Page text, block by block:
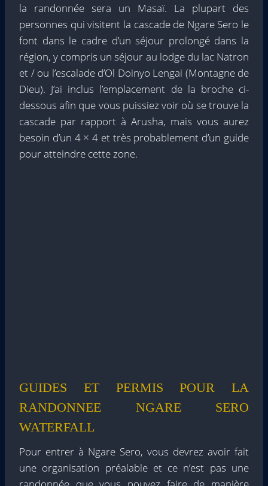
la randonnée sera un Masaï. La plupart des
personnes qui visitent la cascade de Ngare Sero le
font dans le cadre d’un séjour prolongé dans la
région, y compris un séjour au lodge du lac Natron
et / ou l’escalade d’Ol Doinyo Lengai (Montagne de
Dieu). J’ai inclus l’emplacement de la broche ci-
dessous afin que vous puissiez voir où se trouve la
cascade par rapport à Arusha, mais vous aurez
besoin d’un 4 × 4 et très probablement d’un guide
pour atteindre cette zone.
GUIDES ET PERMIS POUR LA
RANDONNEE NGARE SERO
WATERFALL
Pour entrer à Ngare Sero, vous devrez avoir fait
une organisation préalable et ce n’est pas une